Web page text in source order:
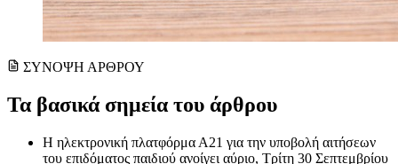
ΣΥΝΟΨΗ ΑΡΘΡΟΥ
Τα βασικά σημεία του άρθρου
Η ηλεκτρονική πλατφόρμα Α21 για την υποβολή αιτήσεων
του επιδόματος παιδιού ανοίγει αύριο, Τρίτη 30 Σεπτεμβρίου